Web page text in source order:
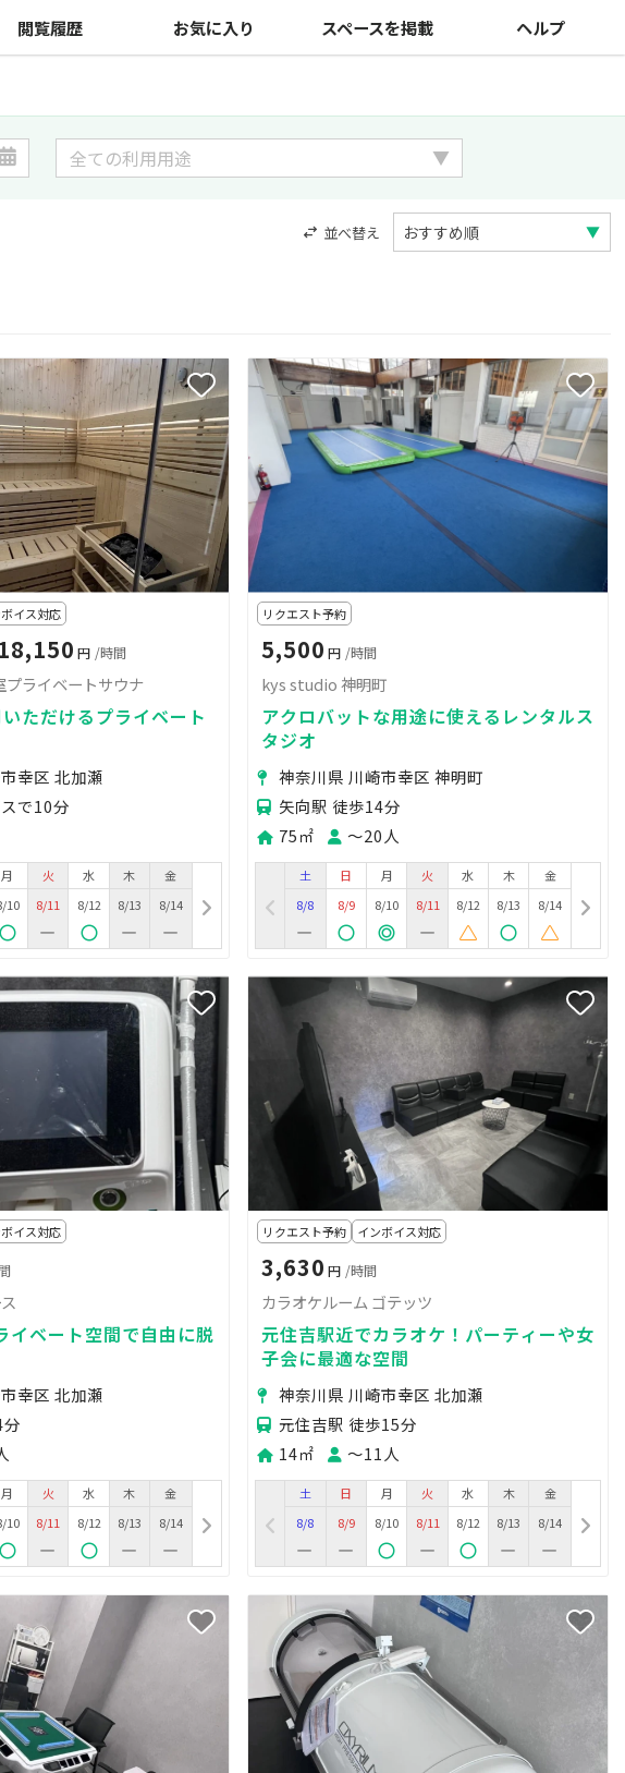
閲覧履歴 お気に入り スペースを掲載 ヘルプ
並べ替え
イス対応
円 /時間
プライベートサウナ
ただけるプライベート
幸区 北加瀬
で10分
月
10
火
8/11
水
8/12
木
8/13
金
8/14
リクエスト予約
5,500 円 /時間
kys studio 神明町
アクロバットな用途に使えるレンタルス
タジオ
神奈川県 川崎市幸区 神明町
矢向駅 徒歩14分
75㎡
〜20人
土
8/8
日
8/9
月
8/10
火
8/11
水
8/12
木
8/13
金
8/14
イス対応
イベート空間で自由に脱
幸区 北加瀬
月
10
火
8/11
水
8/12
木
8/13
金
8/14
リクエスト予約 インボイス対応
3,630 円 /時間
カラオケルーム ゴテッツ
元住吉駅近でカラオケ！パーティーや女
子会に最適な空間
神奈川県 川崎市幸区 北加瀬
元住吉駅 徒歩15分
14㎡
〜11人
土
8/8
日
8/9
月
8/10
火
8/11
水
8/12
木
8/13
金
8/14